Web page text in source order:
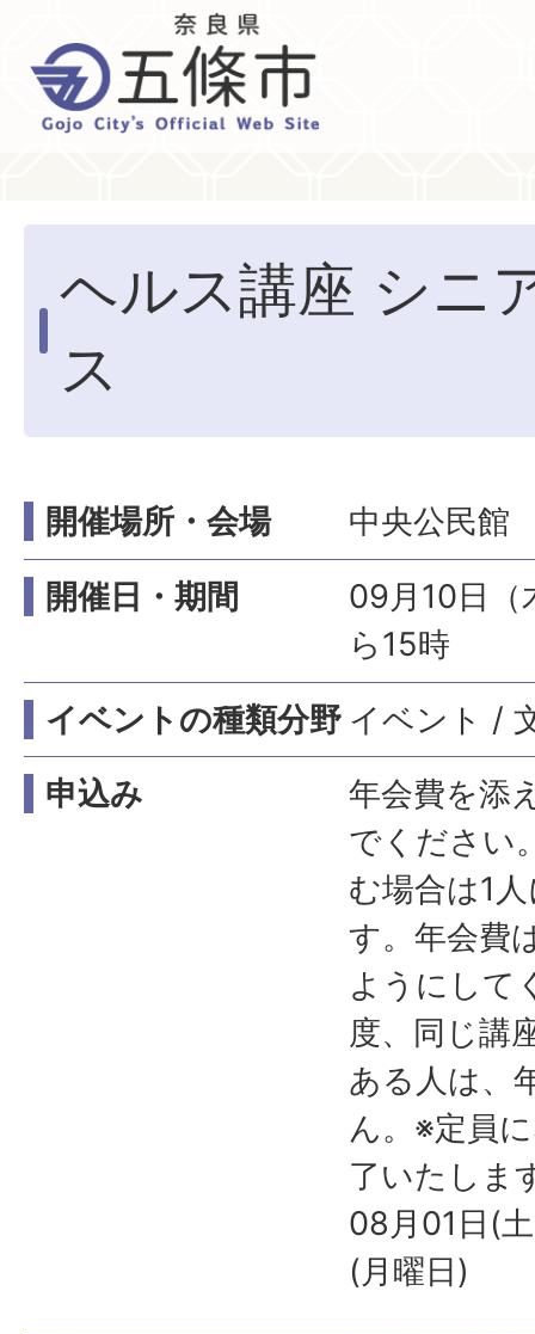
ヘルス講座 シニ
ス
開催場所・会場
中央公民館
開催日・期間
09月10日（
ら15時
イベントの種類分野 イベント /
申込み
年会費を添
でください
む場合は1
す。年会費
ようにして
度、同じ講
ある人は、
ん。※定員
了いたしま
08月01日(
(月曜日)